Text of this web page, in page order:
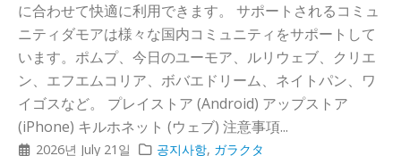
に合わせて快適に利用できます。 サポートされるコミュ
ニティダモアは様々な国内コミュニティをサポートして
います。ポムプ、今日のユーモア、ルリウェブ、クリエ
ン、エフエムコリア、ボバエドリーム、ネイトパン、ワ
イゴスなど。 プレイストア (Android) アップストア
(iPhone) キルホネット (ウェブ) 注意事項...
2026년 July 21일 공지사항, ガラクタ